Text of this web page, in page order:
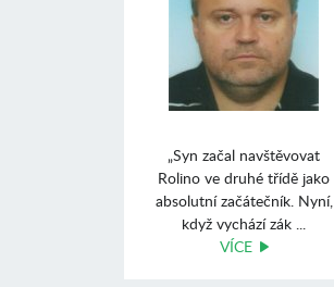
„Syn začal navštěvovat
Rolino ve druhé třídě jako
absolutní začátečník. Nyní,
když vychází zák ...
VÍCE